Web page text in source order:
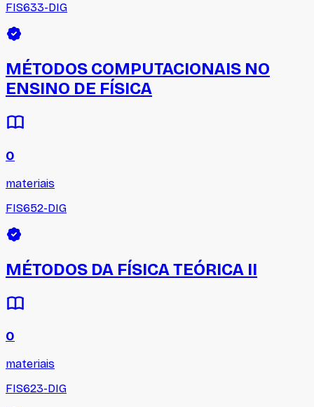
FIS633-DIG
MÉTODOS COMPUTACIONAIS NO
ENSINO DE FÍSICA
0
materiais
FIS652-DIG
MÉTODOS DA FÍSICA TEÓRICA II
0
materiais
FIS623-DIG